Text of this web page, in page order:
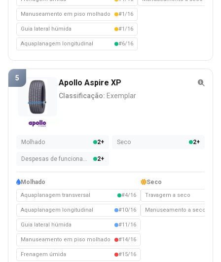
Manuseamento em piso molhado #1/16
Guia lateral húmida #1/16
Aquaplanagem longitudinal #6/16
5 Apollo Aspire XP
Classificação: Exemplar
Molhado 2+ Seco 2+
Despesas de funcionamento 2+
Molhado
Aquaplanagem transversal #4/16
Aquaplanagem longitudinal #10/16
Guia lateral húmida #11/16
Manuseamento em piso molhado #14/16
Frenagem úmida #15/16
Seco
Travagem a seco
Manuseamento a seco